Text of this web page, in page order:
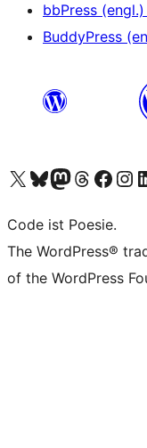
bbPress (engl.)
BuddyPress
Das X-Konto (früher Twitter) von WordPress.org besuchen
Das Bluesky-Konto von WordPress.org besuchen
Das Mastodon-Konto von WordPress.org besuchen
Das Threads-Konto vonDie Facebook-Seite von
Das
Code ist Poesie.
The WordPress®
of the WordPress